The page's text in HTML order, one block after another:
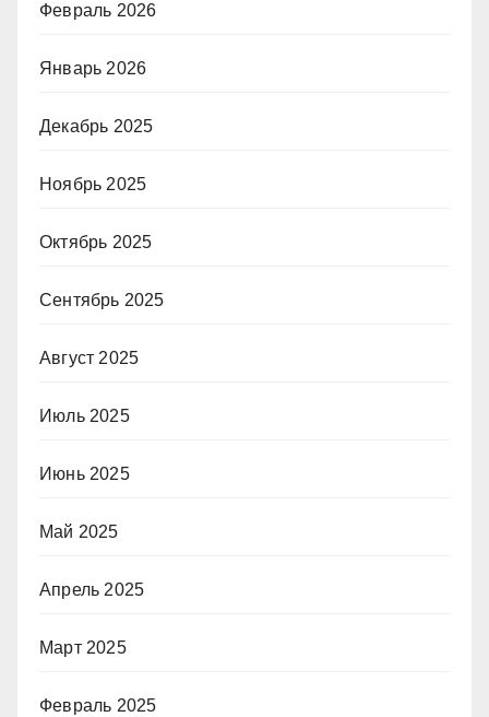
Февраль 2026
Январь 2026
Декабрь 2025
Ноябрь 2025
Октябрь 2025
Сентябрь 2025
Август 2025
Июль 2025
Июнь 2025
Май 2025
Апрель 2025
Март 2025
Февраль 2025